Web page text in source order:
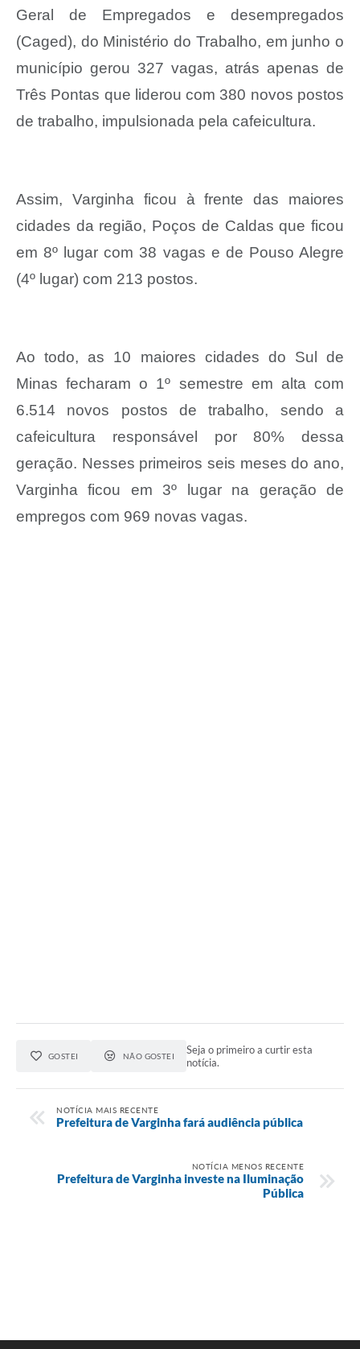
Geral de Empregados e desempregados
(Caged), do Ministério do Trabalho, em junho o
município gerou 327 vagas, atrás apenas de
Três Pontas que liderou com 380 novos postos
de trabalho, impulsionada pela cafeicultura.
Assim, Varginha ficou à frente das maiores
cidades da região, Poços de Caldas que ficou
em 8º lugar com 38 vagas e de Pouso Alegre
(4º lugar) com 213 postos.
Ao todo, as 10 maiores cidades do Sul de
Minas fecharam o 1º semestre em alta com
6.514 novos postos de trabalho, sendo a
cafeicultura responsável por 80% dessa
geração. Nesses primeiros seis meses do ano,
Varginha ficou em 3º lugar na geração de
empregos com 969 novas vagas.
GOSTEI NÃO GOSTEI
Seja o primeiro a curtir esta
notícia.
NOTÍCIA MAIS RECENTE
Prefeitura de Varginha fará audiência pública
NOTÍCIA MENOS RECENTE
Prefeitura de Varginha investe na Iluminação
Pública